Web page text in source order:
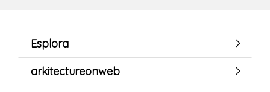
Esplora
arkitectureonweb